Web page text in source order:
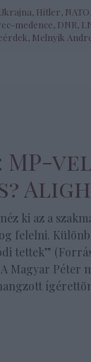
Hitler NATO
medence DNR
Melnyik
ki az a
felelni.
tettek”
A Magyar